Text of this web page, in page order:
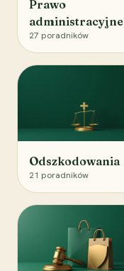
Prawo
administracyjne
27 poradników
Odszkodowania
21 poradników